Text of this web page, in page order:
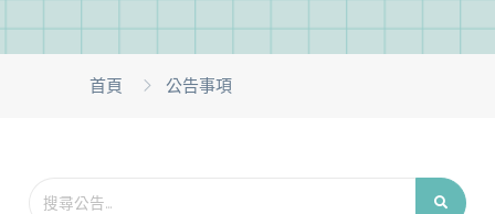
首頁 公告事項